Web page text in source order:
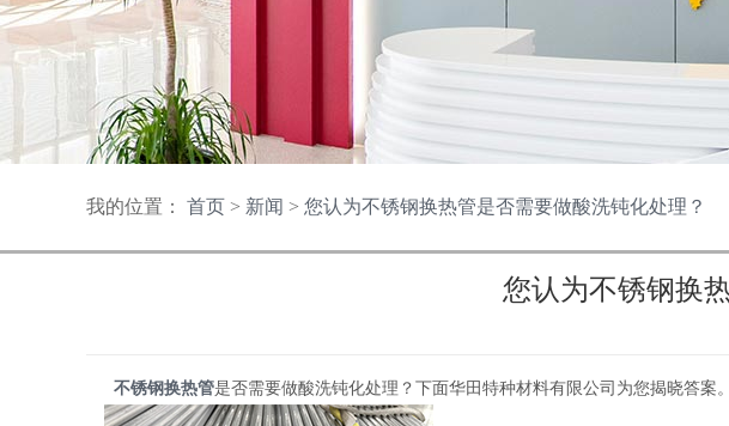
我的位置： 首页 > 新闻 > 您认为不锈钢换热管是否需要做酸洗钝化处理？
您认为不锈钢换
不锈钢换热管是否需要做酸洗钝化处理？下面华田特种材料有限公司为您揭晓答案。